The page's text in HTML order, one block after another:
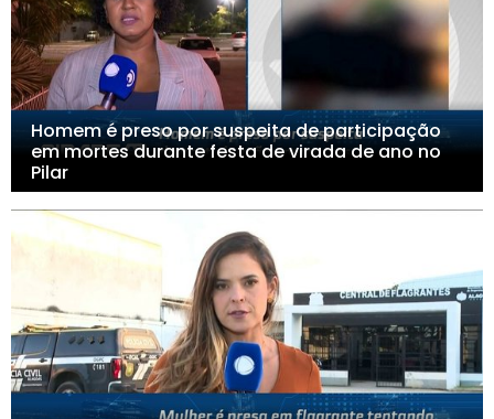
Homem é preso por suspeita de participação
em mortes durante festa de virada de ano no
Pilar